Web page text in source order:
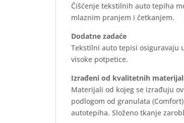
Čišćenje tekstilnih auto tepiha
mlaznim pranjem i četkanjem.
Dodatne zadaće
Tekstilni auto tepisi osiguravaju
visoke potpetice.
Izrađeni od kvalitetnih
Materijali od kojeg se izrađuju
podlogom od granulata
autotepiha. Složeno tkanje